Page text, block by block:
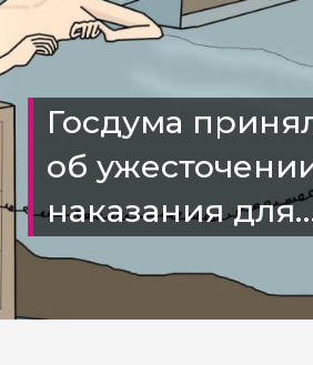
Госдума
об
наказания для
коллекторов